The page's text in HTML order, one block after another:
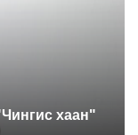
хаан"